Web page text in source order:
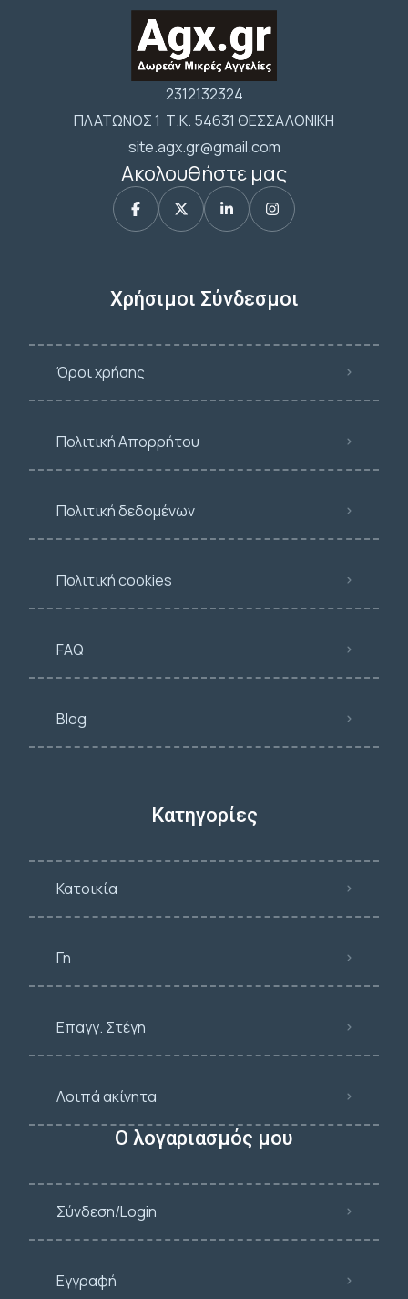
2312132324
ΠΛΑΤΩΝΟΣ 1 Τ.Κ. 54631 ΘΕΣΣΑΛΟΝΙΚΗ
site.agx.gr@gmail.com
Ακολουθήστε μας
Χρήσιμοι Σύνδεσμοι
Όροι χρήσης
Πολιτική Απορρήτου
Πολιτική δεδομένων
Πολιτική cookies
FAQ
Blog
Κατηγορίες
Κατοικία
Γη
Επαγγ. Στέγη
Λοιπά ακίνητα
Ο λογαριασμός μου
Σύνδεση/Login
Εγγραφή